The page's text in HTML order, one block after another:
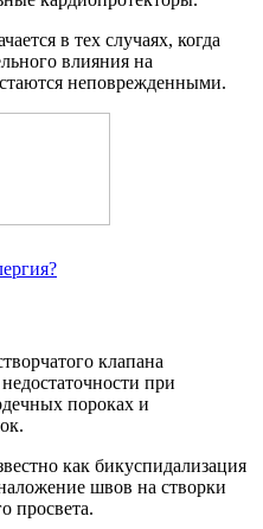
в тех случаях, когда
влияния на
неповрежденными.
клапана
при
пороках и
как бикуспидализация
швов на створки
просвета.